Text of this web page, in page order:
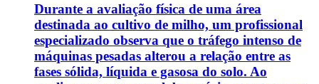
Durante a avaliação física de uma área
destinada ao cultivo de milho, um profissional
especializado observa que o tráfego intenso de
máquinas pesadas alterou a relação entre as
fases sólida, líquida e gasosa do solo. Ao